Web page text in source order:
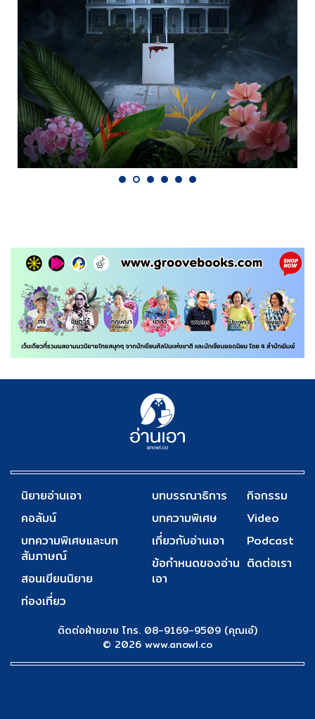
นิยายอ่านเอา
คอลัมน์
บทความพิเศษและบท
สัมภาษณ์
สอนเขียนนิยาย
ท่องเที่ยว
บทบรรณาธิการ
บทความพิเศษ
เกี่ยวกับอ่านเอา
ข้อกำหนดของอ่าน
เอา
กิจกรรม
Video
Podcast
ติดต่อเรา
ติดต่อฝ่ายขาย โทร. 08-9169-9509 (คุณเอ๋)
© 2026 www.anowl.co